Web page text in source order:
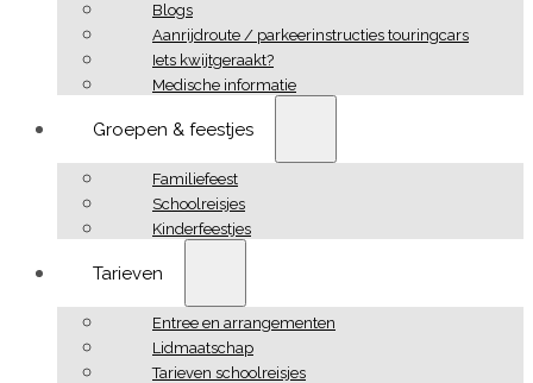
Blogs
Aanrijdroute / parkeerinstructies touringcars
Iets kwijtgeraakt?
Medische informatie
Groepen & feestjes
Familiefeest
Schoolreisjes
Kinderfeestjes
Tarieven
Entree en arrangementen
Lidmaatschap
Tarieven schoolreisjes